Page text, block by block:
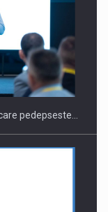
Finantare
pedepseste…